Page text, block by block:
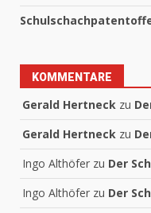
KOMMENTARE
Gerald Hertneck zu
Gerald Hertneck zu
Ingo Althöfer zu Der
Ingo Althöfer zu Der